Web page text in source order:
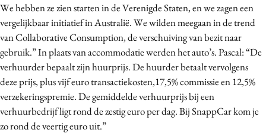
We hebben ze zien starten in de Verenigde Staten, en we zagen een
vergelijkbaar initiatief in Australië. We wilden meegaan in de trend
van Collaborative Consumption, de verschuiving van bezit naar
gebruik.” In plaats van accommodatie werden het auto’s. Pascal: “De
verhuurder bepaalt zijn huurprijs. De huurder betaalt vervolgens
deze prijs, plus vijf euro transactiekosten,17,5% commissie en 12,5%
verzekeringspremie. De gemiddelde verhuurprijs bij een
verhuurbedrijf ligt rond de zestig euro per dag. Bij SnappCar kom je
zo rond de veertig euro uit.”